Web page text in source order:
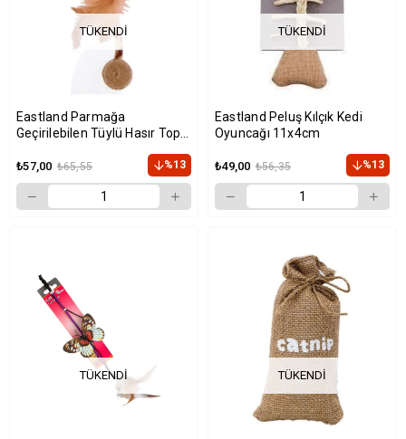
TÜKENDI
Eastland Parmağa
Geçirilebilen Tüylü Hasır Top
₺57,00 ₺65,55 %13
TÜKENDI
Eastland Peluş Kılçık Kedi
Oyuncağı 11x4cm
₺49,00 ₺56,35 %13
TÜKENDI TÜKENDI